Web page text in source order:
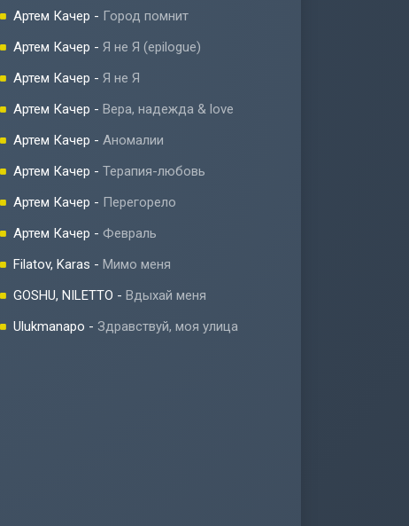
Артем Качер - Город помнит
Артем Качер - Я не Я (epilogue)
Артем Качер - Я не Я
Артем Качер - Вера, надежда & love
Артем Качер - Аномалии
Артем Качер - Терапия-любовь
Артем Качер - Перегорело
Артем Качер - Февраль
Filatov, Karas - Мимо меня
GOSHU, NILETTO - Вдыхай меня
Ulukmanapo - Здравствуй, моя улица